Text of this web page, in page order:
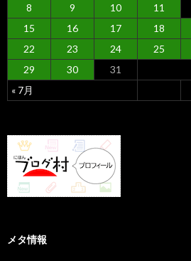
« 7月
8
9 10 11
15
16 17 18
22
23 24 25
29
30 31
メタ情報